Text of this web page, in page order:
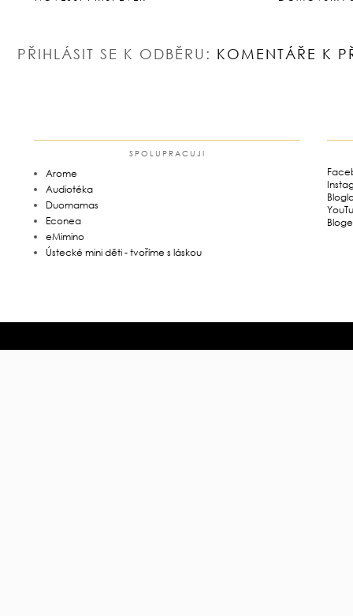
PŘIHLÁSIT SE K ODBĚRU: KOMENTÁŘE K
SPOLUPRACUJI
Arome
Audiotéka
Duomamas
Econea
eMimino
Ústecké mini děti - tvoříme s láskou